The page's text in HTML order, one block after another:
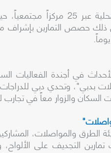
ذلك حصص التمارين بإشراف
في أجندة الفعاليات
بدبي"، وتحدي دبي للدراجات
والزوار معاً في تجارب
الطرق والمواصلات،
التجديف على الألواح،